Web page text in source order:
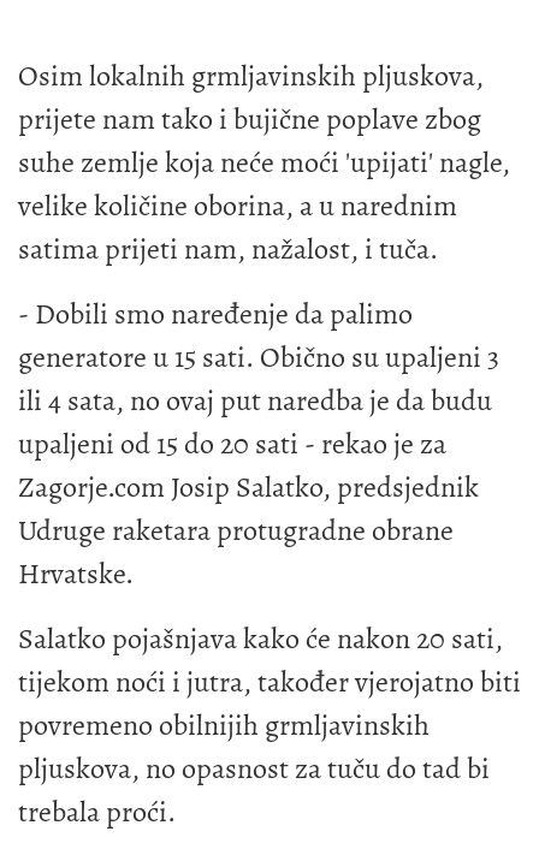
Osim lokalnih grmljavinskih pljuskova,
prijete nam tako i bujične poplave zbog
suhe zemlje koja neće moći 'upijati' nagle,
velike količine oborina, a u narednim
satima prijeti nam, nažalost, i tuča.
- Dobili smo naređenje da palimo
generatore u 15 sati. Obično su upaljeni 3
ili 4 sata, no ovaj put naredba je da budu
upaljeni od 15 do 20 sati - rekao je za
Zagorje.com Josip Salatko, predsjednik
Udruge raketara protugradne obrane
Hrvatske.
Salatko pojašnjava kako će nakon 20 sati,
tijekom noći i jutra, također vjerojatno biti
povremeno obilnijih grmljavinskih
pljuskova, no opasnost za tuču do tad bi
trebala proći.